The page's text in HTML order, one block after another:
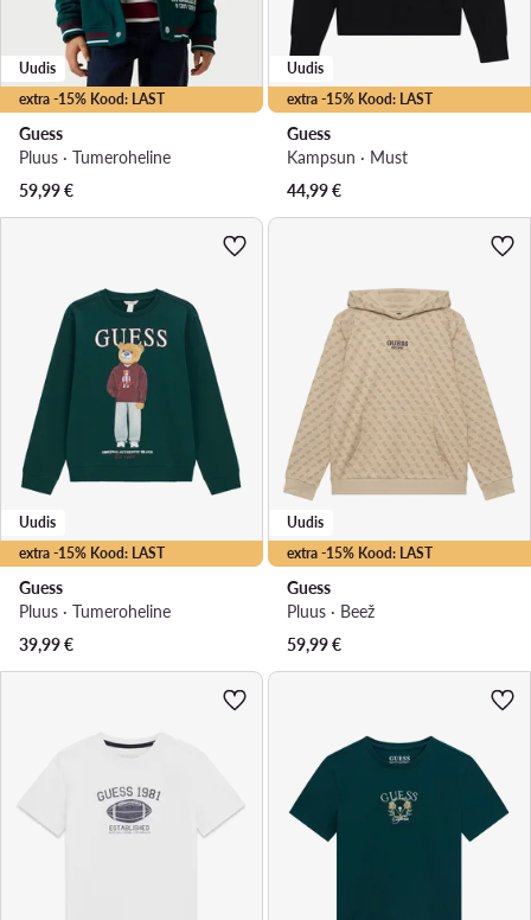
extra -15% Kood: LAST
Uudis
Guess
Pluus · Tumeroheline
59,99€
extra -15% Kood: LAST
Uudis
Guess
Kampsun · Must
44,99€
extra -15% Kood: LAST
Uudis
Guess
Pluus · Tumeroheline
39,99€
extra -15% Kood: LAST
Uudis
Guess
Pluus · Beež
59,99€